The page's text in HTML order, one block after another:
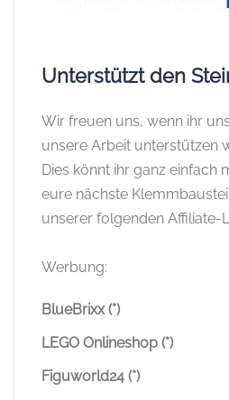
Unterstützt den
Wir freuen uns, wenn ihr
unsere Arbeit unterstützen
Dies könnt ihr ganz einfach
eure nächste
unserer folgenden Affiliate-
Werbung:
BlueBrixx (*)
LEGO Onlineshop (*)
Figuworld24 (*)